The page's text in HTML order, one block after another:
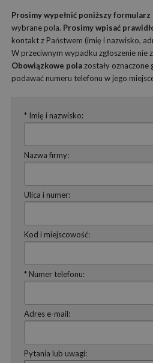
Prosimy wypełnić poniższy formularz
wybrane pola. Prosimy wpisać
kontakt z Państwem (imię i nazwisko,
W przeciwnym wypadku zgłoszenie nie
Obowiązkowe polazostały oznaczone
podawać numeru telefonu w jego
* Imię i nazwisko:
Nazwa firmy:
Ulica i numer:
Kod i miejscowość:
* Numer telefonu:
Adres e-mail:
Pytania lub uwagi: